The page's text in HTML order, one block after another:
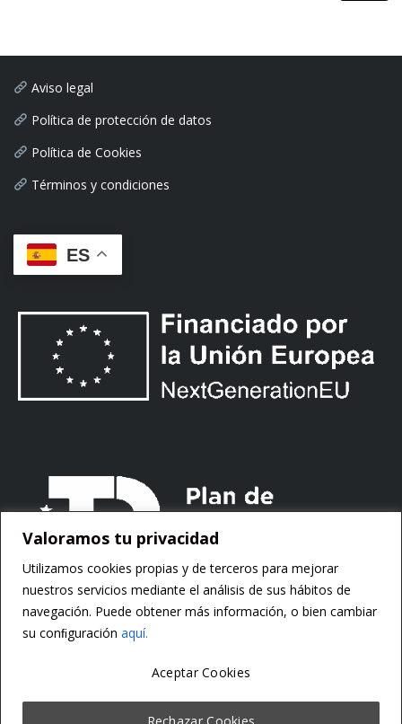
Valoramos tu privacidad
Utilizamos cookies propias y de terceros para mejorar
nuestros servicios mediante el análisis de sus hábitos de
navegación. Puede obtener más información, o bien cambiar
su conﬁguración aquí.
Rechazar Cookies
Aceptar Cookies
Aviso legal
Política de protección de datos
Política de Cookies
Términos y condiciones
ES